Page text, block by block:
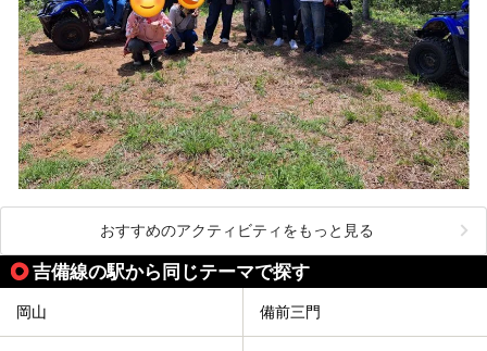
おすすめのアクティビティをもっと見る
吉備線の駅から同じテーマで探す
岡山 備前三門